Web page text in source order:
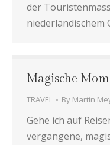
der
niederländischem
Magische
TRAVEL By Martin
Gehe ich auf
vergangene,